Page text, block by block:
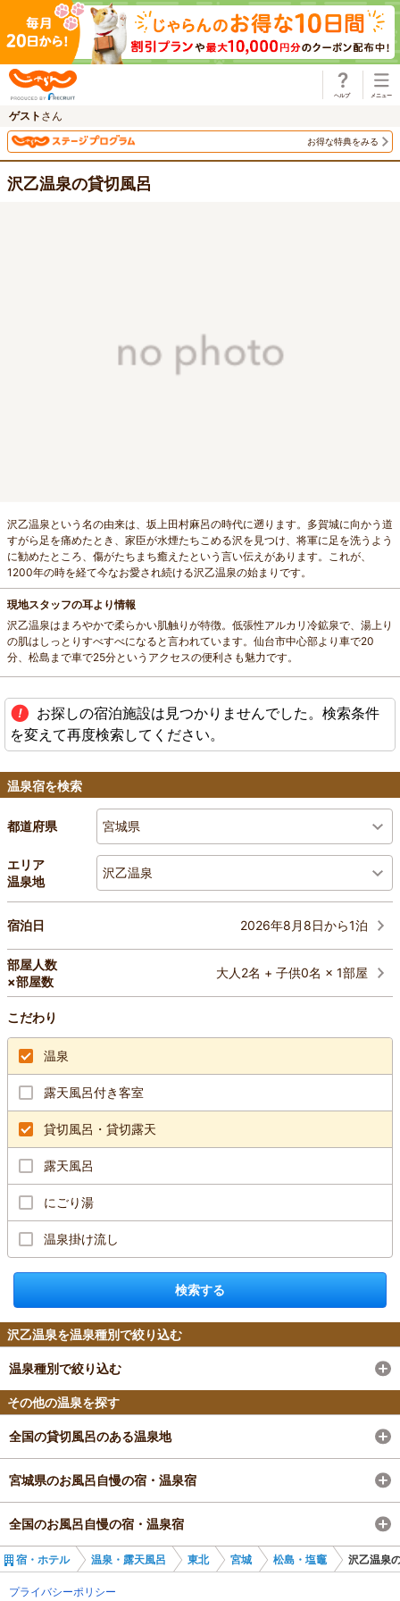
ゲスト さん
お得な特典をみる
沢乙温泉の貸切風呂
沢乙温泉という名の由来は、坂上田村麻呂の時代に遡ります。多賀城に向かう道
すがら足を痛めたとき、家臣が水煙たちこめる沢を見つけ、将軍に足を洗うよう
に勧めたところ、傷がたちまち癒えたという言い伝えがあります。これが、
1200年の時を経て今なお愛され続ける沢乙温泉の始まりです。
現地スタッフの耳より情報
沢乙温泉はまろやかで柔らかい肌触りが特徴。低張性アルカリ冷鉱泉で、湯上り
の肌はしっとりすべすべになると言われています。仙台市中心部より車で20
分、松島まで車で25分というアクセスの便利さも魅力です。
お探しの宿泊施設は見つかりませんでした。検索条件
を変えて再度検索してください。
温泉宿を検索
都道府県 宮城県
エリア
温泉地
沢乙温泉
宿泊日 2026年8月8日から1泊
部屋人数
×部屋数
大人2名 + 子供0名 × 1部屋
こだわり
温泉
露天風呂付き客室
貸切風呂・貸切露天
露天風呂
にごり湯
温泉掛け流し
検索する
沢乙温泉を温泉種別で絞り込む
温泉種別で絞り込む
その他の温泉を探す
全国の貸切風呂のある温泉地
宮城県のお風呂自慢の宿・温泉宿
全国のお風呂自慢の宿・温泉宿
宿・ホテル 温泉・露天風呂 東北 宮城 松島・塩竈 沢乙温泉
プライバシーポリシー